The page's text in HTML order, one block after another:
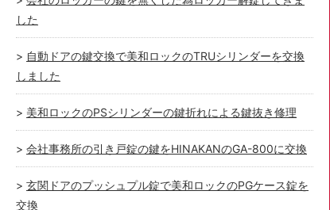
した
自動ドアの鍵交換で美和ロックのTRUシリンダーを交換
しました
美和ロックのPSシリンダーの鍵折れによる鍵抜き修理
会社事務所の引き戸錠の鍵をHINAKANのGA-800に交換
玄関ドアのプッシュプル錠で美和ロックのPGケース錠を
交換